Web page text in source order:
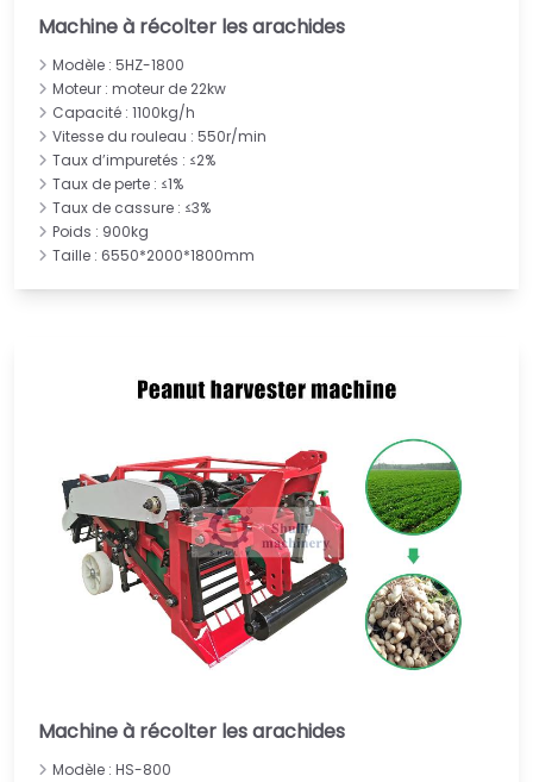
Machine à récolter les arachides
Modèle : 5HZ-1800
Moteur : moteur de 22kw
Capacité : 1100kg/h
Vitesse du rouleau : 550r/min
Taux d’impuretés : ≤2%
Taux de perte : ≤1%
Taux de cassure : ≤3%
Poids : 900kg
Taille : 6550*2000*1800mm
Machine à récolter les arachides
Modèle : HS-800